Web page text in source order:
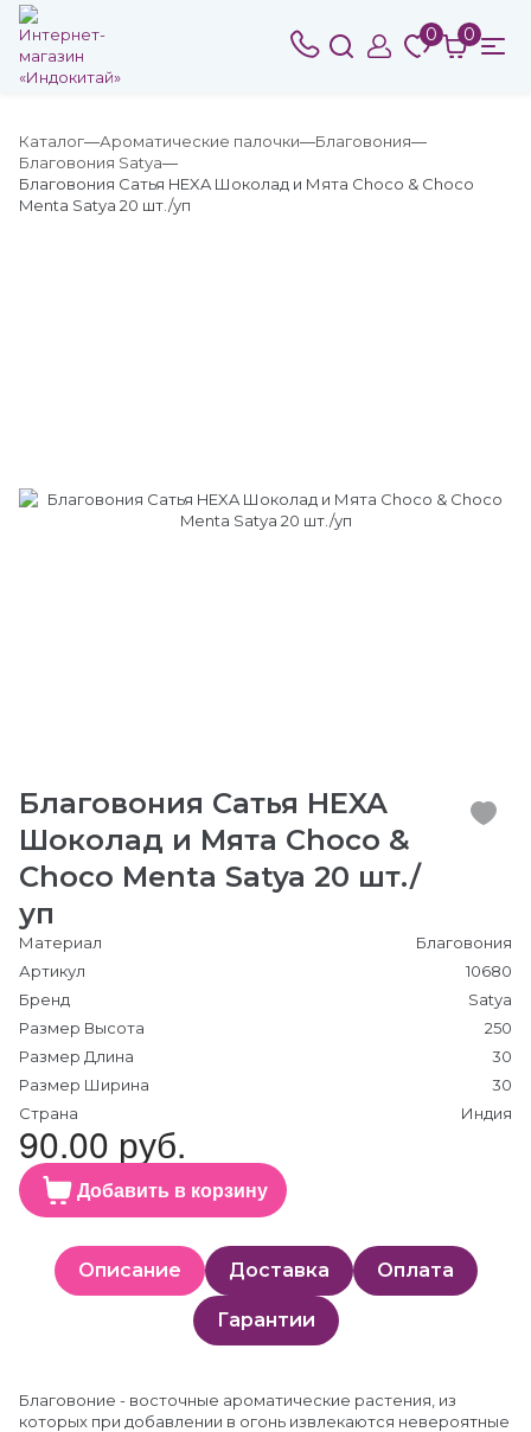
0 0
Каталог Ароматические палочки
Благовония
Благовония Satya
Благовония Сатья HEXA Шоколад и Мята Choco & Choco
Menta Satya 20 шт./уп
Благовония Сатья HEXA
Шоколад и Мята Choco &
Choco Menta Satya 20 шт./
уп
Материал
Благовония
Артикул
10680
Бренд
Satya
Размер Высота
250
Размер Длина
30
Размер Ширина
30
Страна
Индия
90.00 руб.
Добавить в корзину
Описание Доставка Оплата
Гарантии
Благовоние - восточные ароматические растения, из
которых при добавлении в огонь извлекаются невероятные